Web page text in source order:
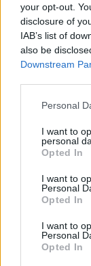
your opt-out.
disclosure of
IAB’s list of
also be
Downstream
Please note
not limited to
grant or deny
use your data
consent section.
Personal
I want to
personal
Opted In
I want to
Personal
Opted In
I want to
Personal
Opted In
Bolzano
BREAKING NEWS